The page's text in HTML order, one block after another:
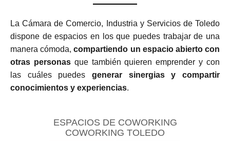
La Cámara de Comercio, Industria y Servicios de Toledo
dispone de espacios en los que puedes trabajar de una
manera cómoda,compartiendo un espacio abierto con
otras personasque también quieren emprender y con
las cuáles puedes generar sinergias y compartir
conocimientos y experiencias.
ESPACIOS DE COWORKING
COWORKING TOLEDO